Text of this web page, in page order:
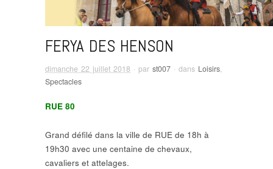
FERYA DES HENSON
dimanche 22 juillet 2018 · par st007 · dans Loisirs,
Spectacles
RUE 80
Grand défilé dans la ville de RUE de 18h à
19h30 avec une centaine de chevaux,
cavaliers et attelages.